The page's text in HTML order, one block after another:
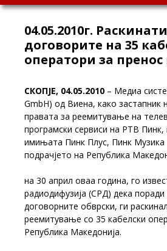
04.05.2010г. Раскинати
договорите на 35
оператори за
СКОПЈЕ, 04.05.2010 – Медиа
GmbH) од Виена, како застапник
правата за реемитување на
програмски сервиси на РТВ
имињата Пинк Плус, Пинк Музика
подрачјето на Република
на 30 април оваа година, го
радиодифузија (СРД) дека
договорните обврски, ги
реемитување со 35 кабелски
Република Македонија.